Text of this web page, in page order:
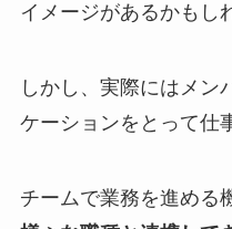
イメージがあるかもし
しかし、実際にはメン
ケーションをとって仕
チームで業務を進める